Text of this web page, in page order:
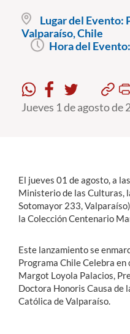
Pregrado
Postgrado
Formación Continua
Alumni
Lugar del Evento:
Valparaíso, Chile
Hora del Evento:
Jueves 1 de agosto de
El jueves 01 de agosto, a
Ministerio de las Culturas,
Sotomayor 233,
la Colección Centenario
Este lanzamiento se
Programa Chile Celebra
Margot Loyola Palacios,
Doctora Honoris Causa de
Católica de Valparaíso.